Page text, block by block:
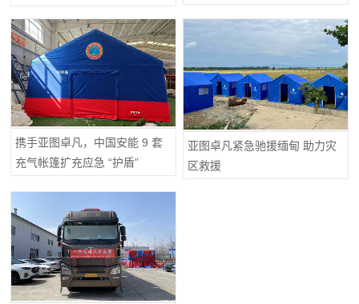
携手亚图卓凡，中国安能 9 套
充气帐篷扩充应急 “护盾”
亚图卓凡紧急驰援缅甸 助力灾
区救援